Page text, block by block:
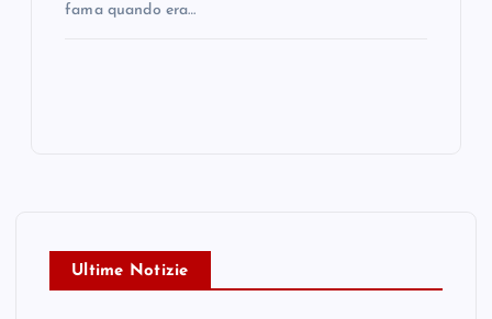
fama quando era…
Ultime Notizie